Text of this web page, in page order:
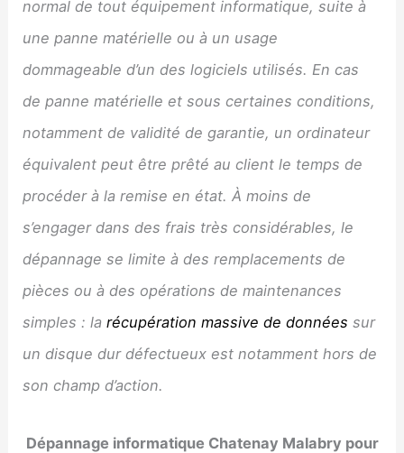
normal de tout équipement informatique, suite à
une panne matérielle ou à un usage
dommageable d’un des logiciels utilisés. En cas
de panne matérielle et sous certaines conditions,
notamment de validité de garantie, un ordinateur
équivalent peut être prêté au client le temps de
procéder à la remise en état. À moins de
s’engager dans des frais très considérables, le
dépannage se limite à des remplacements de
pièces ou à des opérations de maintenances
simples : larécupération massive de données sur
un disque dur défectueux est notamment hors de
son champ d’action.
Dépannage informatique Chatenay Malabry pour